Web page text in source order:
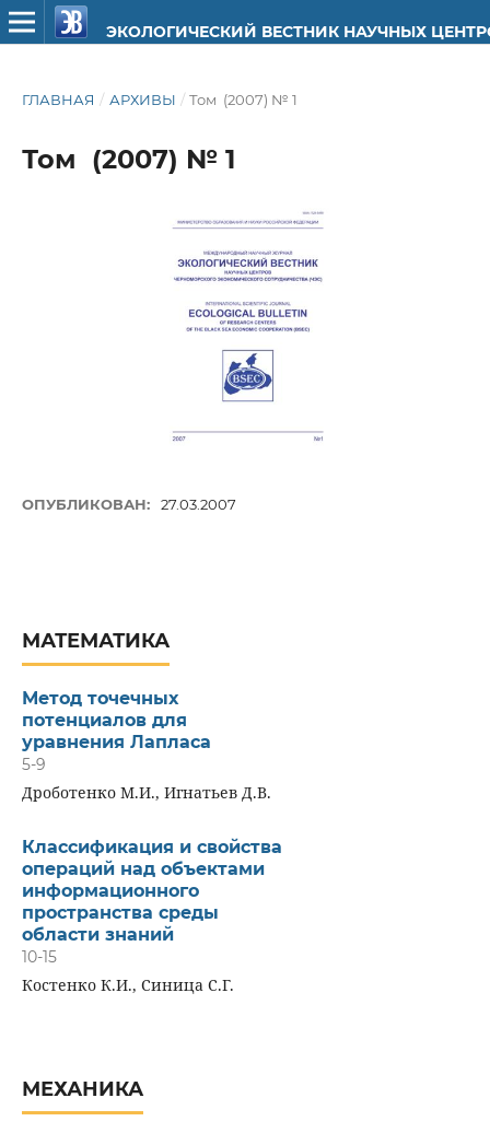
ЭКОЛОГИЧЕСКИЙ ВЕСТНИК НАУЧНЫХ
ГЛАВНАЯ / АРХИВЫ / Том (2007) № 1
Том (2007) № 1
ОПУБЛИКОВАН: 27.03.2007
МАТЕМАТИКА
Метод точечных
потенциалов для
уравнения Лапласа
5-9
Дроботенко М.И., Игнатьев Д.В.
Классификация и свойства
операций над объектами
информационного
пространства среды
области знаний
10-15
Костенко К.И., Синица С.Г.
МЕХАНИКА